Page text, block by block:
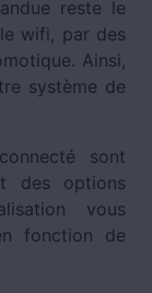
reste le
wifi, par des
Ainsi,
système de
sont
des options
vous
fonction de